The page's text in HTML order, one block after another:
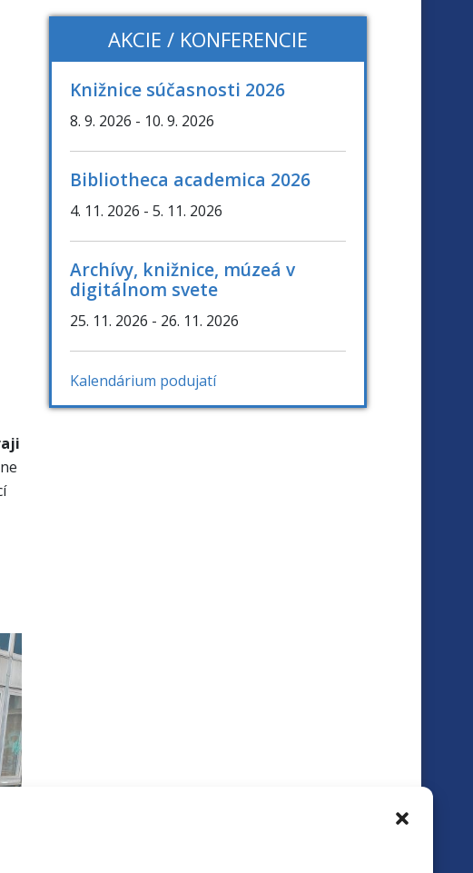
AKCIE / KONFERENCIE
Knižnice súčasnosti 2026
8. 9. 2026 - 10. 9. 2026
Bibliotheca academica 2026
4. 11. 2026 - 5. 11. 2026
Archívy, knižnice, múzeá v
digitálnom svete
25. 11. 2026 - 26. 11. 2026
Kalendárium podujatí